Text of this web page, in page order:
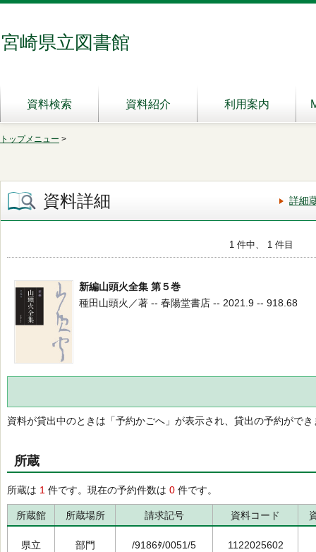
宮崎県立図書館
資料検索 資料紹介 利用案内
トップメニュー >
資料詳細 詳細
1 件中、 1 件目
新編山頭火全集 第５巻
種田山頭火／著 -- 春陽堂書店 -- 2021.9 -- 918.68
資料が貸出中のときは「予約かごへ」が表示され、貸出の予約ができ
所蔵
所蔵は 1 件です。現在の予約件数は 0 件です。
所蔵館 所蔵場所 請求記号 資料コード
県立 部門 /9186ﾀ/0051/5 1122025602